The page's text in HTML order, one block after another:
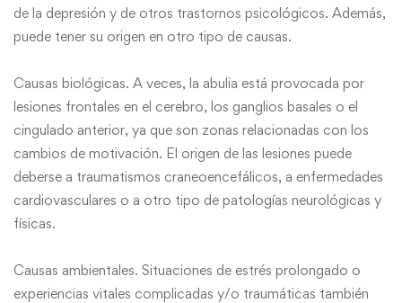
de la depresión y de otros trastornos psicológicos. Además,
puede tener su origen en otro tipo de causas.
Causas biológicas. A veces, la abulia está provocada por
lesiones frontales en el cerebro, los ganglios basales o el
cingulado anterior, ya que son zonas relacionadas con los
cambios de motivación. El origen de las lesiones puede
deberse a traumatismos craneoencefálicos, a enfermedades
cardiovasculares o a otro tipo de patologías neurológicas y
físicas.
Causas ambientales. Situaciones de estrés prolongado o
experiencias vitales complicadas y/o traumáticas también